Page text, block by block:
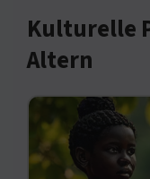
Kulturelle
Altern